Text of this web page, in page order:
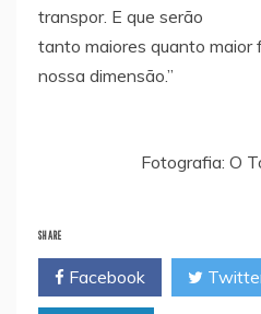
transpor. E que serão
tanto maiores quanto maior
nossa dimensão.”
Fotografia: O
SHARE
Facebook